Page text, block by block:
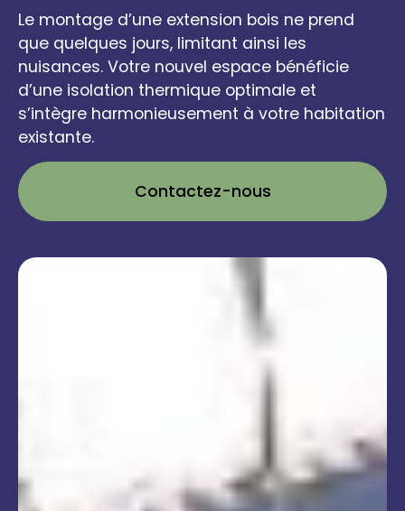
Le montage d’une extension bois ne prend
que quelques jours, limitant ainsi les
nuisances. Votre nouvel espace bénéficie
d’une isolation thermique optimale et
s’intègre harmonieusement à votre habitation
existante.
Contactez-nous